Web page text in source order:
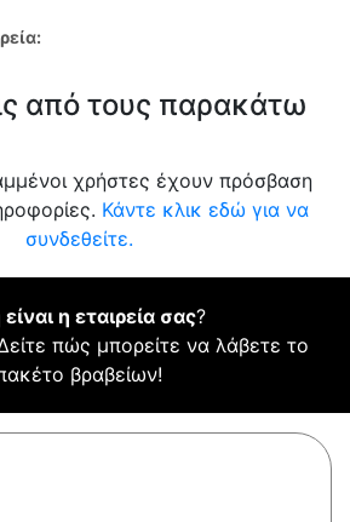
από τους παρακάτω
χρήστες έχουν πρόσβαση
Κάντε κλικ εδώ για να
συνδεθείτε.
η εταιρεία σας?
πώς μπορείτε να λάβετε το
βραβείων!